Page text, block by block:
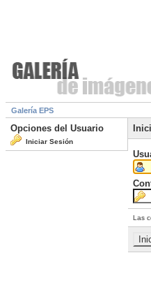
Galería EPS
Opciones del Usuario
Iniciar Sesión
Las